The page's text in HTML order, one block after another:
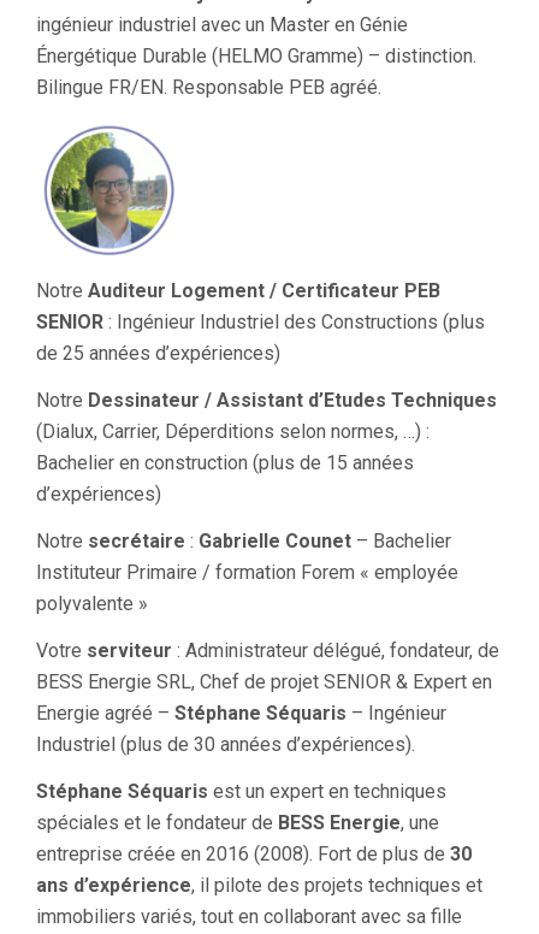
ingénieur industriel avec un Master en Génie
Énergétique Durable (HELMO Gramme) – distinction.
Bilingue FR/EN. Responsable PEB agréé.
Notre Auditeur Logement / Certificateur PEB
SENIOR : Ingénieur Industriel des Constructions (plus
de 25 années d’expériences)
Notre Dessinateur / Assistant d’Etudes Techniques
(Dialux, Carrier, Déperditions selon normes, …) :
Bachelier en construction (plus de 15 années
d’expériences)
Notre secrétaire : Gabrielle Counet – Bachelier
Instituteur Primaire / formation Forem « employée
polyvalente »
Votre serviteur : Administrateur délégué, fondateur, de
BESS Energie SRL, Chef de projet SENIOR & Expert en
Energie agréé – Stéphane Séquaris – Ingénieur
Industriel (plus de 30 années d’expériences).
Stéphane Séquaris est un expert en techniques
spéciales et le fondateur de BESS Energie, une
entreprise créée en 2016 (2008). Fort de plus de 30
ans d’expérience, il pilote des projets techniques et
immobiliers variés, tout en collaborant avec sa fille